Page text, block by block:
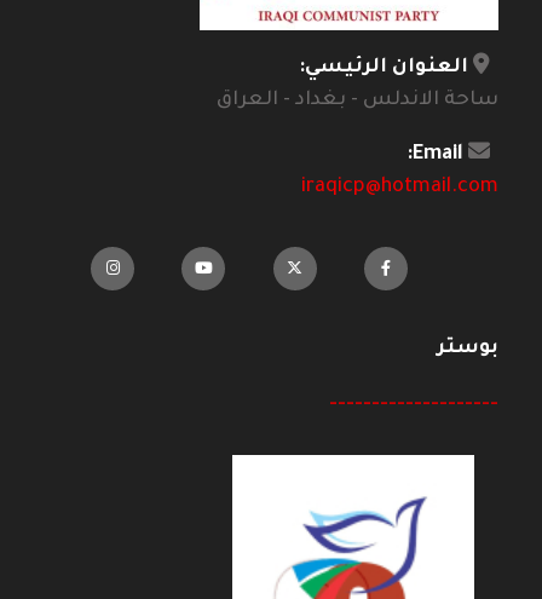
العنوان الرئيسي:
ساحة الاندلس - بغداد - العراق
Email:
iraqicp@hotmail.com
بوستر
--------------------